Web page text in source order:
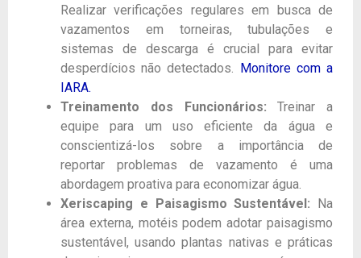
Realizar verificações regulares em busca de
vazamentos em torneiras, tubulações e
sistemas de descarga é crucial para evitar
desperdícios não detectados.
Monitore com a
IARA.
Treinamento dos Funcionários: Treinar a
equipe para um uso eficiente da água e
conscientizá-los sobre a importância de
reportar problemas de vazamento é uma
abordagem proativa para economizar água.
Xeriscaping e Paisagismo Sustentável: Na
área externa, motéis podem adotar paisagismo
sustentável, usando plantas nativas e práticas